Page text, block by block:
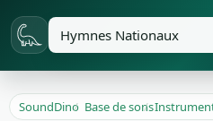
SoundDino
/ Base de sons
/